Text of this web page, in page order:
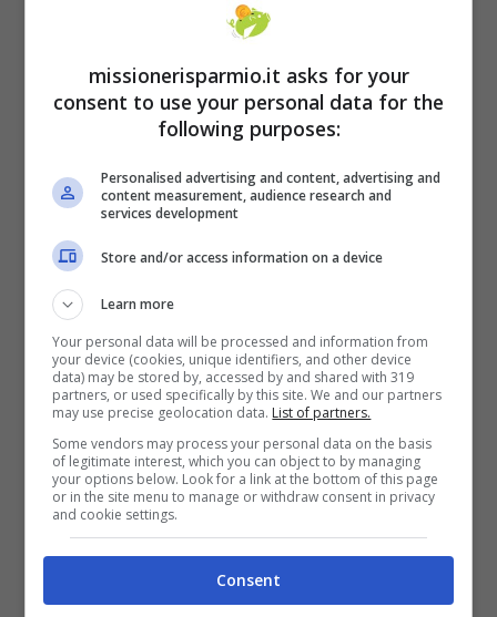
Gli sforzi di BCE e Facebook
Mentre la Cina guida il treno della
sperimentazione, in occidente ad essere più
Facebook, che sta già lavorando da tempo
a una suamoneta digitale interna,
chiamata prima Libra, adesso Diem. Il co-
fondatore e capo-economista di Diem,
Christian Catalani, in un’intervista con
l’analista di Mediobanca Andrea Filtri, ha
annunciato l’intenzione di Facebook di
missionerisparmio.it asks for your
consent to use your personal data for the
following purposes:
Personalised advertising and content, advertising and
content measurement, audience research and
services development
Store and/or access information on a device
Learn more
Your personal data will be processed and information from
your device (cookies, unique identifiers, and other device
data) may be stored by, accessed by and shared with 319
partners, or used specifically by this site. We and our partners
may use precise geolocation data. List of partners.
Some vendors may process your personal data on the basis
of legitimate interest, which you can object to by managing
your options below. Look for a link at the bottom of this page
or in the site menu to manage or withdraw consent in privacy
and cookie settings.
Consent